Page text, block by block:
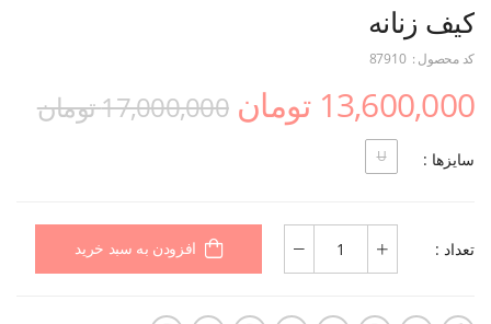
کیف زنانه
کد محصول : 87910
13,600,000 تومان 17,000,000 تومان
سایزها : U
تعداد : افزودن به سبد خرید